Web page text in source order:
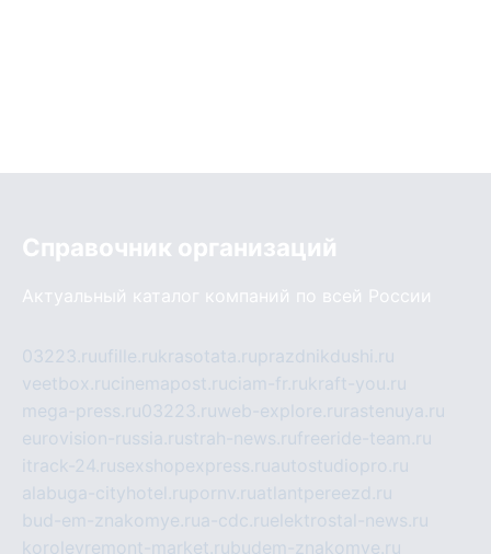
Справочник организаций
Актуальный каталог компаний по всей России
03223.ruufille.rukrasotata.ruprazdnikdushi.ru
veetbox.rucinemapost.ruciam-fr.rukraft-you.ru
mega-press.ru03223.ruweb-explore.ru rastenuya.ru
eurovision-russia.rustrah-news.rufreeride-team.ru
itrack-24.rusexshopexpress.ruautostudiopro.ru
alabuga-cityhotel.rupornv.ruatlantpereezd.ru
bud-em-znakomye.rua-cdc.ruelektrostal-news.ru
korolevremont-market.rubudem-znakomye.ru